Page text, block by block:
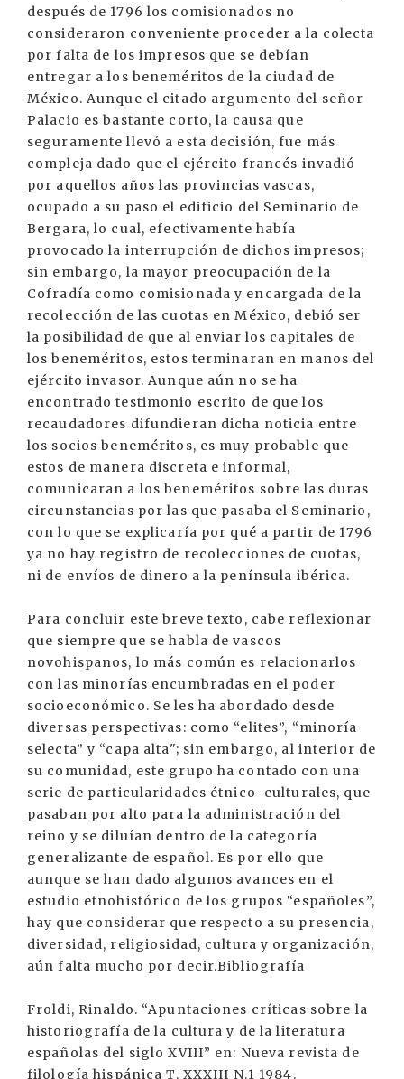
después de 1796 los comisionados no
consideraron conveniente proceder a la colecta
por falta de los impresos que se debían
entregar a los beneméritos de la ciudad de
México. Aunque el citado argumento del señor
Palacio es bastante corto, la causa que
seguramente llevó a esta decisión, fue más
compleja dado que el ejército francés invadió
por aquellos años las provincias vascas,
ocupado a su paso el edificio del Seminario de
Bergara, lo cual, efectivamente había
provocado la interrupción de dichos impresos;
sin embargo, la mayor preocupación de la
Cofradía como comisionada y encargada de la
recolección de las cuotas en México, debió ser
la posibilidad de que al enviar los capitales de
los beneméritos, estos terminaran en manos del
ejército invasor. Aunque aún no se ha
encontrado testimonio escrito de que los
recaudadores difundieran dicha noticia entre
los socios beneméritos, es muy probable que
estos de manera discreta e informal,
comunicaran a los beneméritos sobre las duras
circunstancias por las que pasaba el Seminario,
con lo que se explicaría por qué a partir de 1796
ya no hay registro de recolecciones de cuotas,
ni de envíos de dinero a la península ibérica.
Para concluir este breve texto, cabe reflexionar
que siempre que se habla de vascos
novohispanos, lo más común es relacionarlos
con las minorías encumbradas en el poder
socioeconómico. Se les ha abordado desde
diversas perspectivas: como “elites”, “minoría
selecta” y “capa alta"; sin embargo, al interior de
su comunidad, este grupo ha contado con una
serie de particularidades étnico-culturales, que
pasaban por alto para la administración del
reino y se diluían dentro de la categoría
generalizante de español. Es por ello que
aunque se han dado algunos avances en el
estudio etnohistórico de los grupos “españoles”,
hay que considerar que respecto a su presencia,
diversidad, religiosidad, cultura y organización,
aún falta mucho por decir.Bibliografía
Froldi, Rinaldo. “Apuntaciones críticas sobre la
historiografía de la cultura y de la literatura
españolas del siglo XVIII” en: Nueva revista de
filología hispánica T. XXXIII N.1 1984.